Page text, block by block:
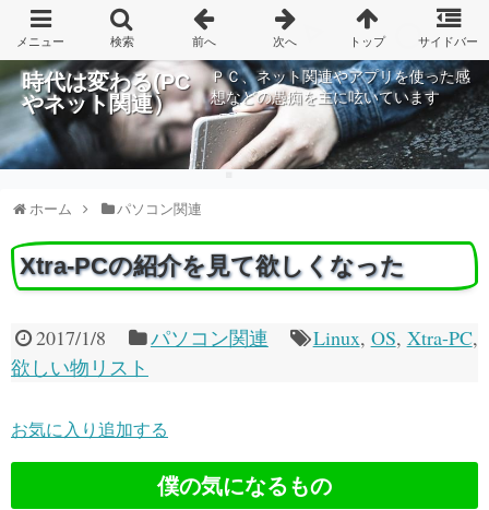
時代は変わる(PC
やネット関連）
ＰＣ、ネット関連やアプリを使った感
想などの愚痴を主に呟いています
ホーム パソコン関連
Xtra-PCの紹介を見て欲しくなった
2017/1/8 パソコン関連 Linux, OS, Xtra-PC,
欲しい物リスト
お気に入り追加する
僕の気になるもの